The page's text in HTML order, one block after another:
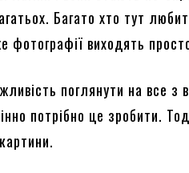
Багато хто тут
фотографії виходять
поглянути на все з
потрібно це зробити.